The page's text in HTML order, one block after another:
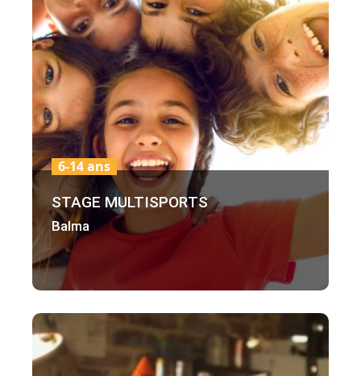
STAGE MULTISPORTS
Balma
6-14 ans